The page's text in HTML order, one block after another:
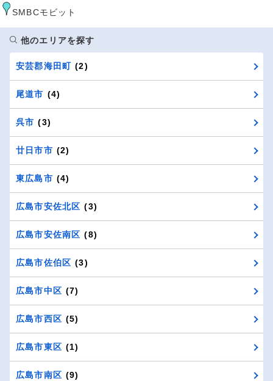
SMBCモビット
他のエリアを探す
安芸郡海田町 (2)
尾道市 (4)
呉市 (3)
廿日市市 (2)
東広島市 (4)
広島市安佐北区 (3)
広島市安佐南区 (8)
広島市佐伯区 (3)
広島市中区 (7)
広島市西区 (5)
広島市東区 (1)
広島市南区 (9)